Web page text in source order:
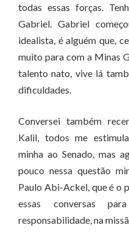
todas essas forças.
Gabriel. Gabriel
idealista, é alguém que,
muito para com a Minas
talento nato, vive lá
dificuldades.
Conversei também
Kalil, todos me
minha ao Senado, mas
pouco nessa questão
Paulo Abi-Ackel, que é o
essas conversas
responsabilidade, na